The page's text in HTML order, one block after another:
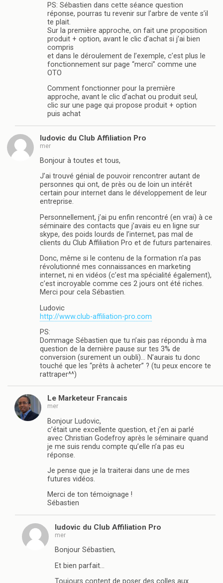
PS: Sébastien dans cette séance question
réponse, pourras tu revenir sur l’arbre de vente s’il
te plait.
Sur la première approche, on fait une proposition
produit + option, avant le clic d’achat si j’ai bien
compris
et dans le déroulement de l’exemple, c’est plus le
fonctionnement sur page “merci” comme une
OTO
Comment fonctionner pour la première
approche, avant le clic d’achat ou produit seul,
clic sur une page qui propose produit + option
puis achat
ludovic du Club Affiliation Pro
mer
Bonjour à toutes et tous,
J’ai trouvé génial de pouvoir rencontrer autant de
personnes qui ont, de près ou de loin un intérêt
certain pour internet dans le développement de leur
entreprise.
Personnellement, j’ai pu enfin rencontré (en vrai) à ce
séminaire des contacts que j’avais eu en ligne sur
skype, des poids lourds de l’internet, pas mal de
clients du Club Affiliation Pro et de futurs partenaires.
Donc, même si le contenu de la formation n’a pas
révolutionné mes connaissances en marketing
internet, ni en vidéos (c’est ma spécialité également),
c’est incroyable comme ces 2 jours ont été riches.
Merci pour cela Sébastien.
Ludovic
http://www.club-affiliation-pro.com
PS:
Dommage Sébastien que tu n’ais pas répondu à ma
question de la dernière pause sur tes 3% de
conversion (surement un oubli)… N’aurais tu donc
touché que les “prêts à acheter” ? (tu peux encore te
rattraper^^)
Le Marketeur Francais
mer
Bonjour Ludovic,
c’était une excellente question, et j’en ai parlé
avec Christian Godefroy après le séminaire quand
je me suis rendu compte qu’elle n’a pas eu
réponse.
Je pense que je la traiterai dans une de mes
futures vidéos.
Merci de ton témoignage !
Sébastien
ludovic du Club Affiliation Pro
mer
Bonjour Sébastien,
Et bien parfait…
Toujours content de poser des colles aux